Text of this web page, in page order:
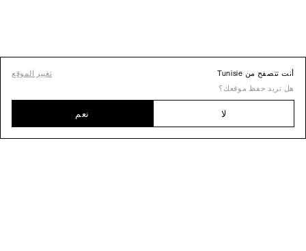
أنت تتصفح من Tunisie
تغيير الموقع
هل تريد حفظ موقعك؟
لا نعم